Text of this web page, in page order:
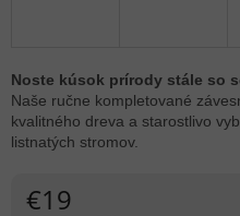
€19
Noste kúsok prírody stále so
Naše ručne kompletované
kvalitného dreva a starostlivo
listnatých stromov.